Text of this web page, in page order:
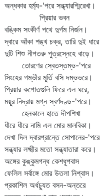
অন্ধকার হর্ম্য-'পরে সন্ধ্যারশ্মিরেখা।
প্রিয়ার ভবন
বঙ্কিম সংকীর্ণ পথে দুর্গম নির্জন।
দ্বারে আঁকা শঙ্খ চক্র, তারি দুই ধারে
দুটি শিশু নীপতরু পুত্রস্নেহে বাড়ে।
তোরণের স্বেতস্তম্ভ-'পরে
সিংহের গম্ভীর মূর্তি বসি দম্ভভরে।
প্রিয়ার কপোতগুলি ফিরে এল ঘরে,
ময়ূর নিদ্রায় মগ্ন স্বর্ণদণ্ড-'পরে।
হেনকালে হাতে দীপশিখা
ধীরে ধীরে নামি এল মোর মালবিকা।
দেখা দিল দ্বারপ্রান্তে সোপানের-'পরে
সন্ধ্যার লক্ষ্মীর মতো সন্ধ্যাতারা করে।
অঙ্গের কুঙ্কুমগন্ধ কেশধূপবাস
ফেলিল সর্বাঙ্গে মোর উতলা নিশ্বাস।
প্রকাশিল অর্ধচ্যুত বসন-অন্তরে